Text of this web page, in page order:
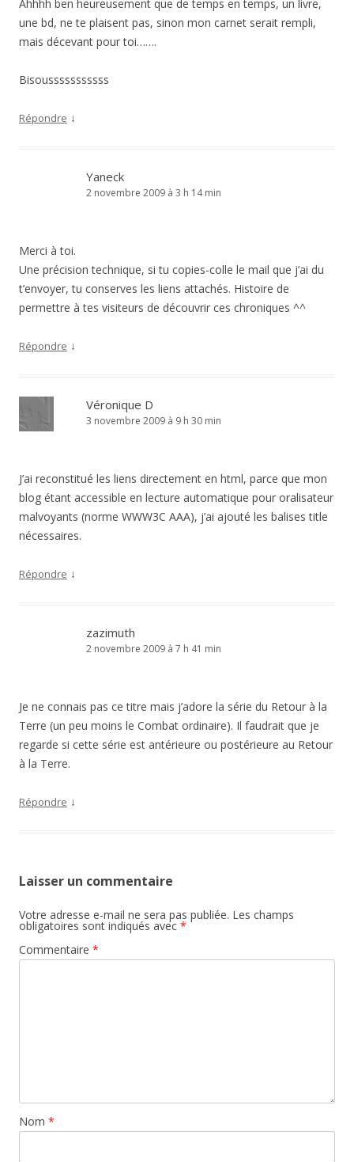
Ahhhh ben heureusement que de temps en temps, un livre,
une bd, ne te plaisent pas, sinon mon carnet serait rempli,
mais décevant pour toi…….
Bisousssssssssss
Répondre ↓
Yaneck
2 novembre 2009 à 3 h 14 min
Merci à toi.
Une précision technique, si tu copies-colle le mail que j’ai du
t’envoyer, tu conserves les liens attachés. Histoire de
permettre à tes visiteurs de découvrir ces chroniques ^^
Répondre ↓
Véronique D
3 novembre 2009 à 9 h 30 min
J’ai reconstitué les liens directement en html, parce que mon
blog étant accessible en lecture automatique pour oralisateur
malvoyants (norme WWW3C AAA), j’ai ajouté les balises title
nécessaires.
Répondre ↓
zazimuth
2 novembre 2009 à 7 h 41 min
Je ne connais pas ce titre mais j’adore la série du Retour à la
Terre (un peu moins le Combat ordinaire). Il faudrait que je
regarde si cette série est antérieure ou postérieure au Retour
à la Terre.
Répondre ↓
Laisser un commentaire
Votre adresse e-mail ne sera pas publiée. Les champs
obligatoires sont indiqués avec *
Commentaire *
Nom *